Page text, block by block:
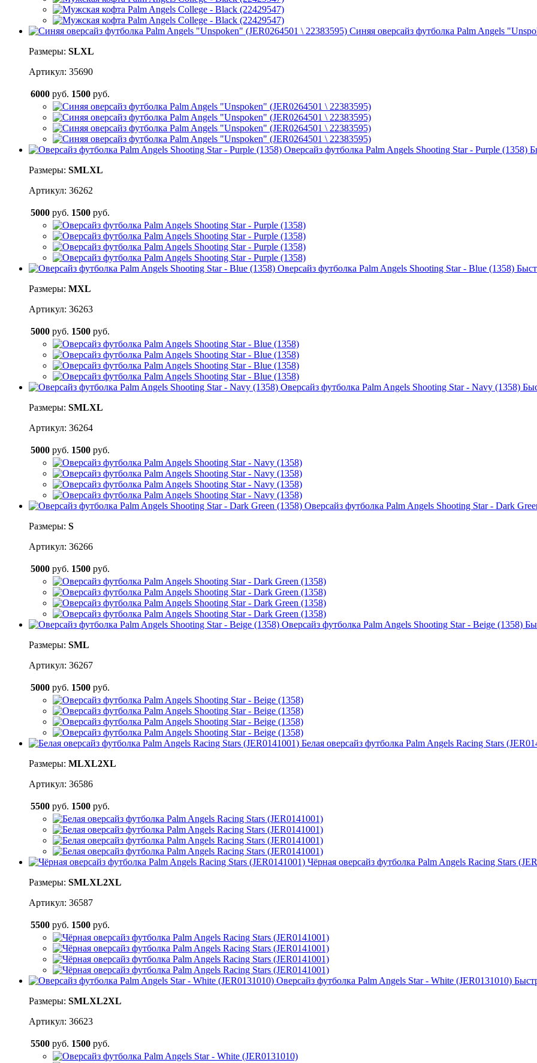
Синяя оверсайз футболка Palm Angels
Размеры: SLXL
Артикул: 35690
6000 руб. 1500 руб.
Оверсайз футболка Palm Angels Shooting Star - Purple (1358)
Размеры: SMLXL
Артикул: 36262
5000 руб. 1500 руб.
Оверсайз футболка Palm Angels Shooting Star - Blue (1358)
Размеры: MXL
Артикул: 36263
5000 руб. 1500 руб.
Оверсайз футболка Palm Angels Shooting Star - Navy (1358)
Размеры: SMLXL
Артикул: 36264
5000 руб. 1500 руб.
Оверсайз футболка Palm Angels Shooting Star - Dark
Размеры: S
Артикул: 36266
5000 руб. 1500 руб.
Оверсайз футболка Palm Angels Shooting Star - Beige (1358)
Размеры: SML
Артикул: 36267
5000 руб. 1500 руб.
Белая оверсайз футболка Palm Angels Racing Stars
Размеры: MLXL2XL
Артикул: 36586
5500 руб. 1500 руб.
Чёрная оверсайз футболка Palm Angels Racing Stars
Размеры: SMLXL2XL
Артикул: 36587
5500 руб. 1500 руб.
Оверсайз футболка Palm Angels Star - White (JER0131010)
Размеры: SMLXL2XL
Артикул: 36623
5500 руб. 1500 руб.